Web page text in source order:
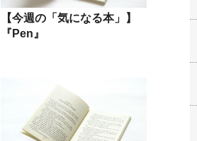
【今週の「気になる本」】
『Pen』